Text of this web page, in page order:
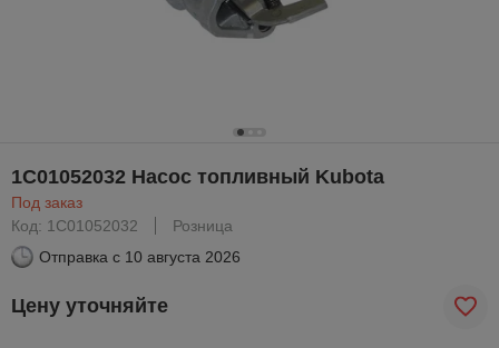
1C01052032 Насос топливный Kubota
Под заказ
Код: 1C01052032
Розница
Отправка с 10 августа 2026
Цену уточняйте